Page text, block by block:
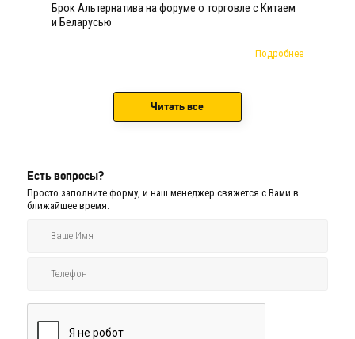
Брок Альтернатива на форуме о торговле с Китаем
и Беларусью
Подробнее
Читать все
Есть вопросы?
Просто заполните форму, и наш менеджер свяжется с Вами в
ближайшее время.